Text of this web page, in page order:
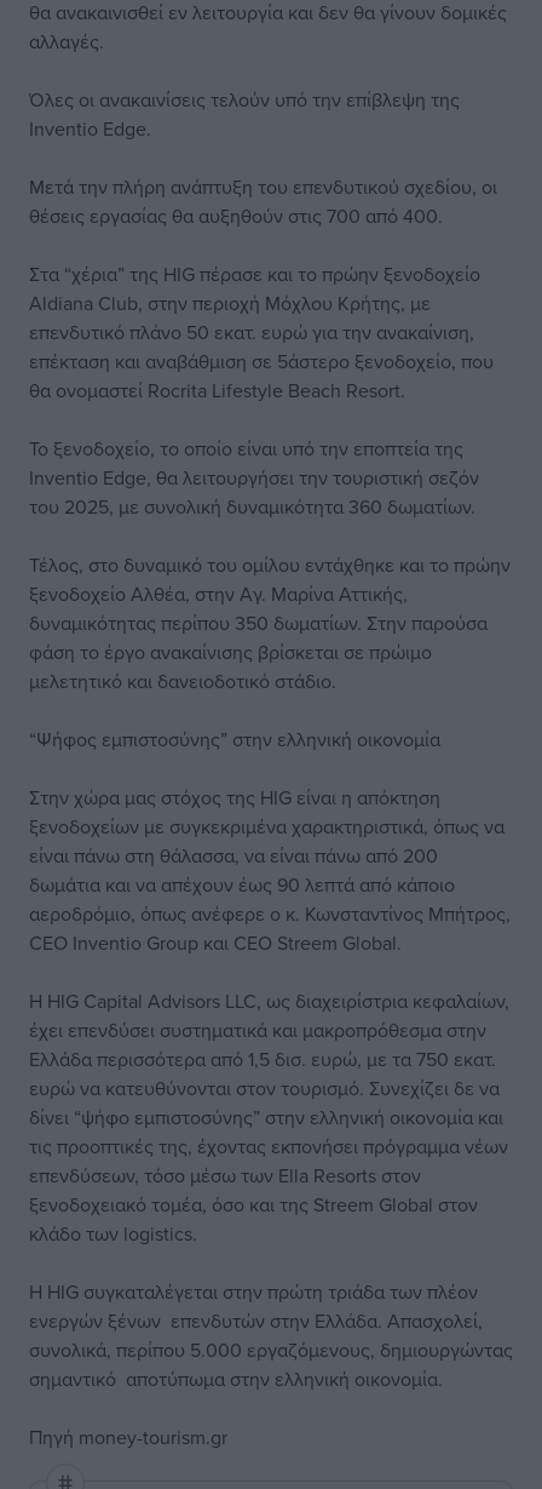
θα ανακαινισθεί εν λειτουργία και δεν θα γίνουν δομικές
αλλαγές.
Όλες οι ανακαινίσεις τελούν υπό την επίβλεψη της
Inventio Edge.
Μετά την πλήρη ανάπτυξη του επενδυτικού σχεδίου, οι
θέσεις εργασίας θα αυξηθούν στις 700 από 400.
Στα “χέρια” της HIG πέρασε και το πρώην ξενοδοχείο
Aldiana Club, στην περιοχή Μόχλου Κρήτης, με
επενδυτικό πλάνο 50 εκατ. ευρώ για την ανακαίνιση,
επέκταση και αναβάθμιση σε 5άστερο ξενοδοχείο, που
θα ονομαστεί Rocrita Lifestyle Beach Resort.
Το ξενοδοχείο, το οποίο είναι υπό την εποπτεία της
Inventio Edge, θα λειτουργήσει την τουριστική σεζόν
του 2025, με συνολική δυναμικότητα 360 δωματίων.
Τέλος, στο δυναμικό του ομίλου εντάχθηκε και το πρώην
ξενοδοχείο Aλθέα, στην Αγ. Μαρίνα Αττικής,
δυναμικότητας περίπου 350 δωματίων. Στην παρούσα
φάση το έργο ανακαίνισης βρίσκεται σε πρώιμο
μελετητικό και δανειοδοτικό στάδιο.
“Ψήφος εμπιστοσύνης” στην ελληνική οικονομία
Στην χώρα μας στόχος της HIG είναι η απόκτηση
ξενοδοχείων με συγκεκριμένα χαρακτηριστικά, όπως να
είναι πάνω στη θάλασσα, να είναι πάνω από 200
δωμάτια και να απέχουν έως 90 λεπτά από κάποιο
αεροδρόμιο, όπως ανέφερε ο κ. Κωνσταντίνος Μπήτρος,
CEO Inventio Group και CEO Streem Global.
H HIG Capital Advisors LLC, ως διαχειρίστρια κεφαλαίων,
έχει επενδύσει συστηματικά και μακροπρόθεσμα στην
Ελλάδα περισσότερα από 1,5 δισ. ευρώ, με τα 750 εκατ.
ευρώ να κατευθύνονται στον τουρισμό. Συνεχίζει δε να
δίνει “ψήφο εμπιστοσύνης” στην ελληνική οικονομία και
τις προοπτικές της, έχοντας εκπονήσει πρόγραμμα νέων
επενδύσεων, τόσο μέσω των Ella Resorts στον
ξενοδοχειακό τομέα, όσο και της Streem Global στον
κλάδο των logistics.
Η HIG συγκαταλέγεται στην πρώτη τριάδα των πλέον
ενεργών ξένων επενδυτών στην Ελλάδα. Απασχολεί,
συνολικά, περίπου 5.000 εργαζόμενους, δημιουργώντας
σημαντικό αποτύπωμα στην ελληνική οικονομία.
Πηγή money-tourism.gr